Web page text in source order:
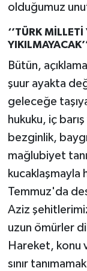
olduğumuz
‘’TÜRK
Bütün,
şuur ayakta
geleceğe
hukuku, iç
bezginlik,
mağlubiyet
kucaklaşmayla
Temmuz'da
Aziz
uzun ömürler
Hareket, konu
sınır